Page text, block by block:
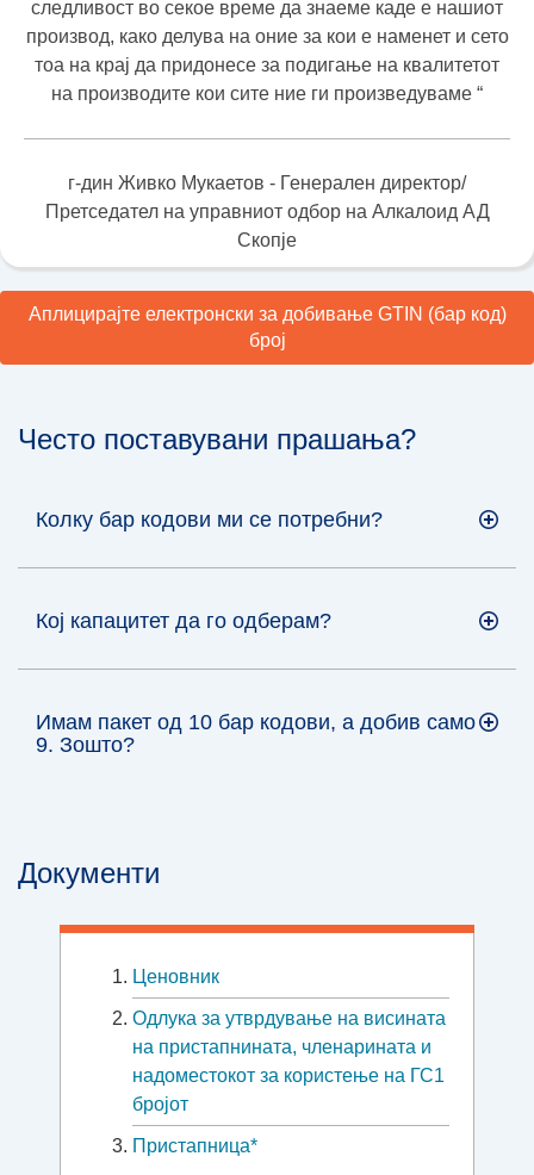
следливост во секое време да знаеме каде е нашиот
производ, како делува на оние за кои е наменет и сето
тоа на крај да придонесе за подигање на квалитетот
на производите кои сите ние ги произведуваме “
г-дин Живко Мукаетов - Генерален директор/
Претседател на управниот одбор на Алкалоид АД
Скопје
Аплицирајте електронски за добивање GTIN (бар код)
број
Често поставувани прашања?
Колку бар кодови ми се потребни?
Кој капацитет да го одберам?
Имам пакет од 10 бар кодови, а добив само
9. Зошто?
Документи
Ценовник
Oдлука за утврдување на висината
на пристапнината, членарината и
надоместокот за користење на ГС1
бројот
Пристапница*